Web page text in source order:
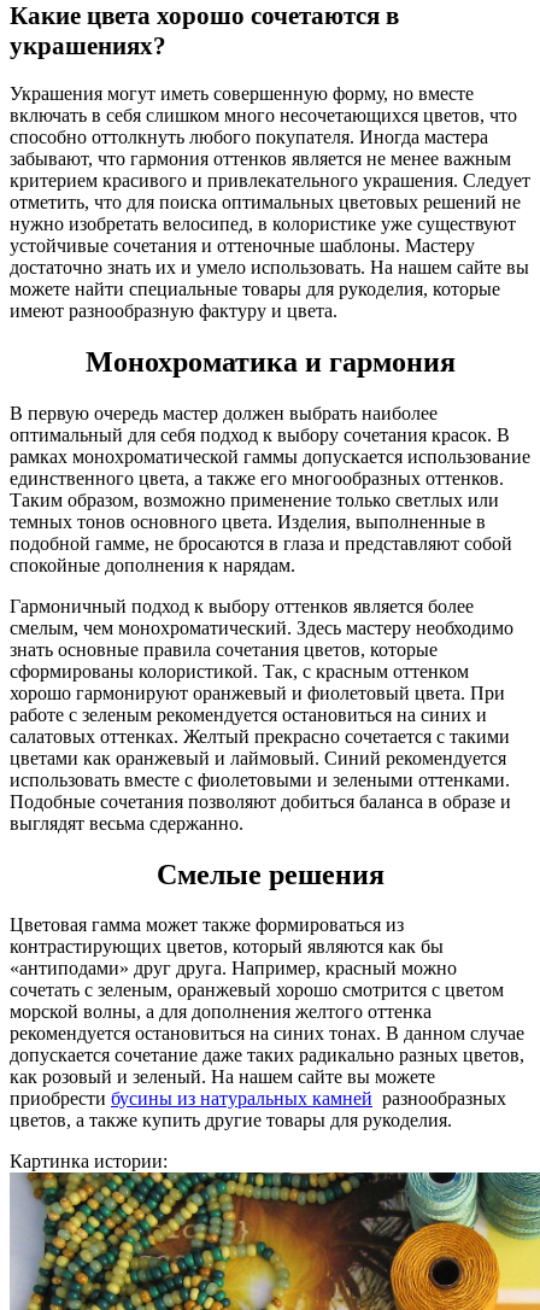
Какие цвета хорошо сочетаются в
украшениях?
Украшения могут иметь совершенную форму, но вместе
включать в себя слишком много несочетающихся цветов, что
способно оттолкнуть любого покупателя. Иногда мастера
забывают, что гармония оттенков является не менее важным
критерием красивого и привлекательного украшения. Следует
отметить, что для поиска оптимальных цветовых решений не
нужно изобретать велосипед, в колористике уже существуют
устойчивые сочетания и оттеночные шаблоны. Мастеру
достаточно знать их и умело использовать. На нашем сайте вы
можете найти специальные товары для рукоделия, которые
имеют разнообразную фактуру и цвета.
Монохроматика и гармония
В первую очередь мастер должен выбрать наиболее
оптимальный для себя подход к выбору сочетания красок. В
рамках монохроматической гаммы допускается использование
единственного цвета, а также его многообразных оттенков.
Таким образом, возможно применение только светлых или
темных тонов основного цвета. Изделия, выполненные в
подобной гамме, не бросаются в глаза и представляют собой
спокойные дополнения к нарядам.
Гармоничный подход к выбору оттенков является более
смелым, чем монохроматический. Здесь мастеру необходимо
знать основные правила сочетания цветов, которые
сформированы колористикой. Так, с красным оттенком
хорошо гармонируют оранжевый и фиолетовый цвета. При
работе с зеленым рекомендуется остановиться на синих и
салатовых оттенках. Желтый прекрасно сочетается с такими
цветами как оранжевый и лаймовый. Синий рекомендуется
использовать вместе с фиолетовыми и зелеными оттенками.
Подобные сочетания позволяют добиться баланса в образе и
выглядят весьма сдержанно.
Смелые решения
Цветовая гамма может также формироваться из
контрастирующих цветов, который являются как бы
«антиподами» друг друга. Например, красный можно
сочетать с зеленым, оранжевый хорошо смотрится с цветом
морской волны, а для дополнения желтого оттенка
рекомендуется остановиться на синих тонах. В данном случае
допускается сочетание даже таких радикально разных цветов,
как розовый и зеленый. На нашем сайте вы можете
приобрести бусины из натуральных камней разнообразных
цветов, а также купить другие товары для рукоделия.
Картинка истории: